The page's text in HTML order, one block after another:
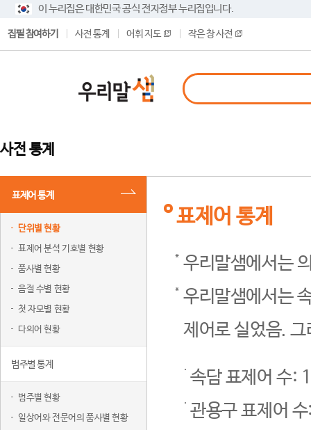
이 누리집은 대한민국 공식 전자정부 누리집입니다.
집필 참여하기 사전 통계 어휘 지도 작은 창 사전
사전 통계
표제어 통계
단위별 현황
표제어 분석 기호별 현황
품사별 현황
음절 수별 현황
첫 자모별 현황
다의어 현황
범주별 통계
범주별 현황
일상어와 전문어의 품사별 현황
표제어 통계
우리말샘에서는
우리말샘에서는
제어로 실었음.
속담 표제어 수:
관용구 표제어